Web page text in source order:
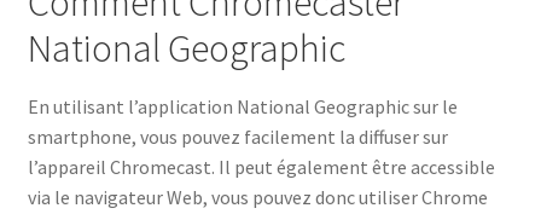
National Geographic
En utilisant l’application National Geographic sur le
smartphone, vous pouvez facilement la diffuser sur
l’appareil Chromecast. Il peut également être accessible
via le navigateur Web, vous pouvez donc utiliser Chrome